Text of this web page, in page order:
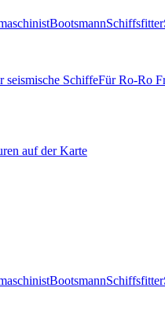
BootsmannSchiffsfitter
seismische SchiffeFür Ro-Ro
auf der Karte
BootsmannSchiffsfitter